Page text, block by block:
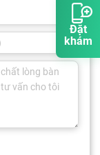
Đặt
khám